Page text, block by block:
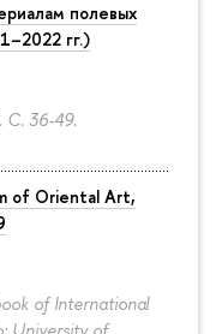
полевых
гг.)
С. 36-49.
of Oriental Art,
of International